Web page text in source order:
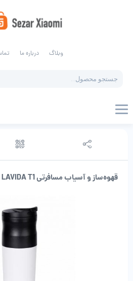
وبلاگ درباره ما
search
قهوه‌ساز و آسیاب مسافرتی LAVIDA T1 شیائومی